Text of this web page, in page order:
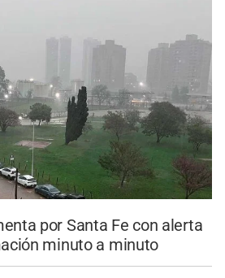
por Santa Fe con alerta
minuto a minuto